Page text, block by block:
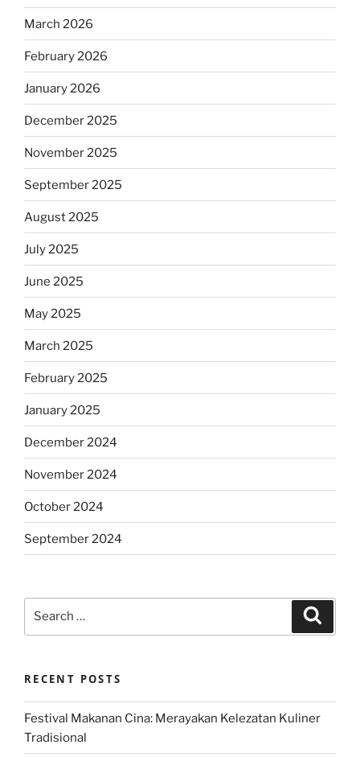
March 2026
February 2026
January 2026
December 2025
November 2025
September 2025
August 2025
July 2025
June 2025
May 2025
March 2025
February 2025
January 2025
December 2024
November 2024
October 2024
September 2024
RECENT POSTS
Festival Makanan Cina: Merayakan Kelezatan Kuliner
Tradisional